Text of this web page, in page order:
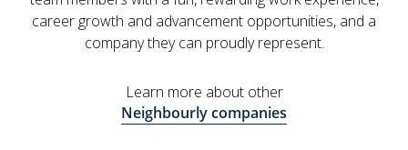
career growth and advancement opportunities, and a
company they can proudly represent.
Learn more about other
Neighbourly companies